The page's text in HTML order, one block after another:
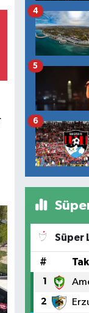
4
5
6
Süper
#
1
2